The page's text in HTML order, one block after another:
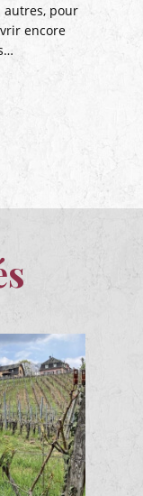
autres, pour
encore